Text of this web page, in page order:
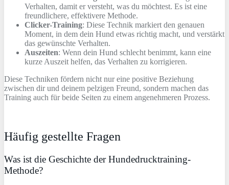
Verhalten, damit er versteht, was du möchtest. Es ist eine
freundlichere, effektivere Methode.
Clicker-Training: Diese Technik markiert den genauen
Moment, in dem dein Hund etwas richtig macht, und verstärkt
das gewünschte Verhalten.
Auszeiten: Wenn dein Hund schlecht benimmt, kann eine
kurze Auszeit helfen, das Verhalten zu korrigieren.
Diese Techniken fördern nicht nur eine positive Beziehung
zwischen dir und deinem pelzigen Freund, sondern machen das
Training auch für beide Seiten zu einem angenehmeren Prozess.
Häufig gestellte Fragen
Was ist die Geschichte der Hundedrucktraining-
Methode?